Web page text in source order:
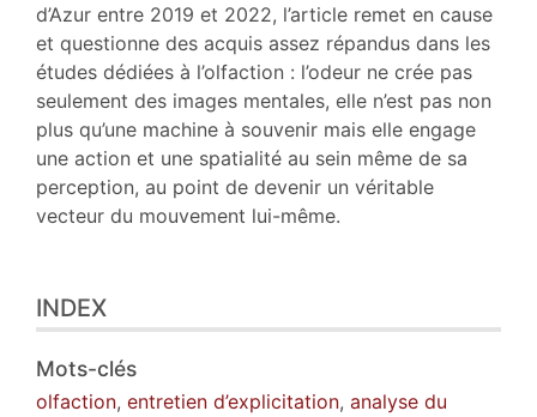
d’Azur entre 2019 et 2022, l’article remet en cause
et questionne des acquis assez répandus dans les
études dédiées à l’olfaction : l’odeur ne crée pas
seulement des images mentales, elle n’est pas non
plus qu’une machine à souvenir mais elle engage
une action et une spatialité au sein même de sa
perception, au point de devenir un véritable
vecteur du mouvement lui-même.
INDEX
Mots-clés
olfaction, entretien d’explicitation, analyse du